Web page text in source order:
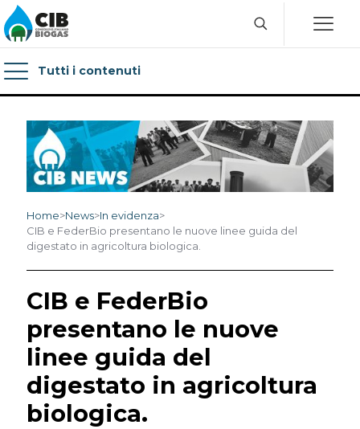
Tutti i contenuti
Home>News>In evidenza>
CIB e FederBio presentano le nuove linee guida del
digestato in agricoltura biologica.
CIB e FederBio
presentano le nuove
linee guida del
digestato in agricoltura
biologica.